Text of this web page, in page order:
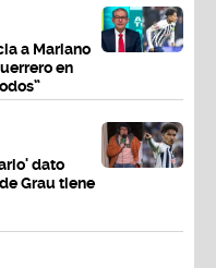
a Mariano
en
dato
Grau tiene